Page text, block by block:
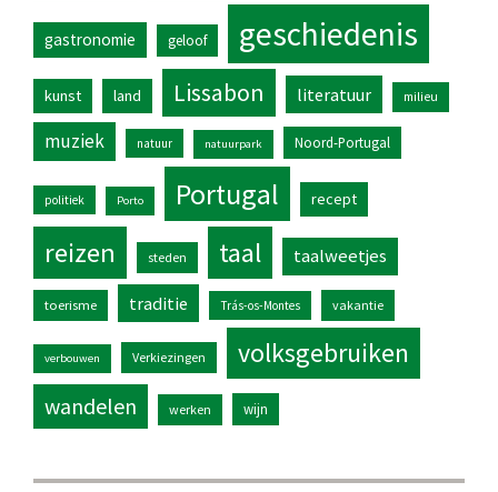
gastronomie geloof geschiedenis
kunst land Lissabon literatuur milieu
muziek natuur natuurpark Noord-Portugal
politiek Porto Portugal recept
reizen steden taal taalweetjes
toerisme traditie Trás-os-Montes vakantie
verbouwen Verkiezingen volksgebruiken
wandelen werken wijn